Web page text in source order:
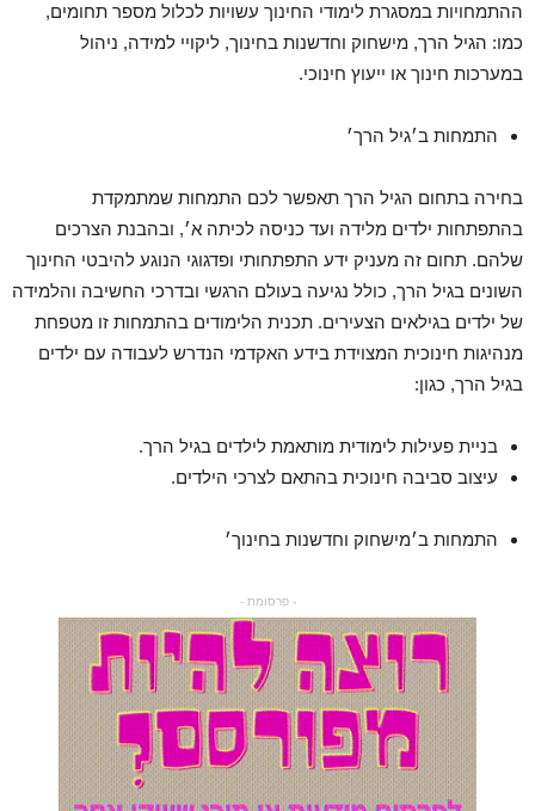
ההתמחויות במסגרת לימודי החינוך עשויות לכלול מספר תחומים,
כמו: הגיל הרך, מישחוק וחדשנות בחינוך, ליקויי למידה, ניהול
במערכות חינוך או ייעוץ חינוכי.
התמחות ב׳גיל הרך׳
בחירה בתחום הגיל הרך תאפשר לכם התמחות שמתמקדת
בהתפתחות ילדים מלידה ועד כניסה לכיתה א׳, ובהבנת הצרכים
שלהם. תחום זה מעניק ידע התפתחותי ופדגוגי הנוגע להיבטי החינוך
השונים בגיל הרך, כולל נגיעה בעולם הרגשי ובדרכי החשיבה והלמידה
של ילדים בגילאים הצעירים. תכנית הלימודים בהתמחות זו מטפחת
מנהיגות חינוכית המצוידת בידע האקדמי הנדרש לעבודה עם ילדים
בגיל הרך, כגון:
בניית פעילות לימודית מותאמת לילדים בגיל הרך.
עיצוב סביבה חינוכית בהתאם לצרכי הילדים.
התמחות ב׳מישחוק וחדשנות בחינוך׳
- פרסומת -